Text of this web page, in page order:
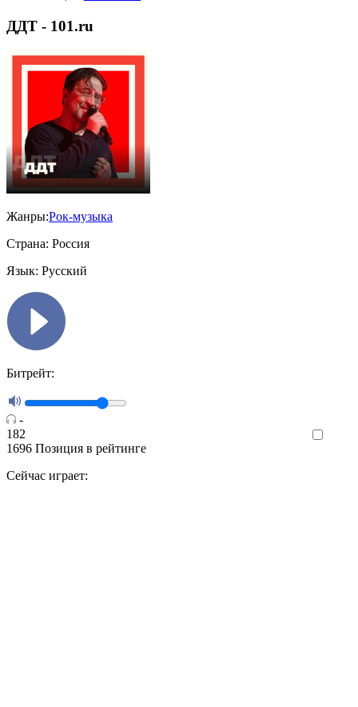
ДДТ - 101.ru
Жанры:Рок-музыка
Страна: Россия
Язык: Русский
Битрейт:
-
182
1696 Позиция в рейтинге
Сейчас играет: